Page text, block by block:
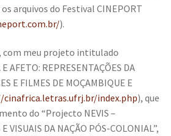
os arquivos do Festival CINEPORT
).
com meu projeto intitulado
AFETO: REPRESENTAÇÕES DA
E FILMES DE MOÇAMBIQUE E
index.php), que
do “Projecto NEVIS –
VISUAIS DA NAÇÃO PÓS-COLONIAL”,